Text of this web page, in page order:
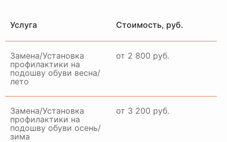
Услуга Стоимость, руб.
Замена/Установка
профилактики на
подошву обуви весна/
лето
от 2 800 руб.
Замена/Установка
профилактики на
подошву обуви осень/
зима
от 3 200 руб.